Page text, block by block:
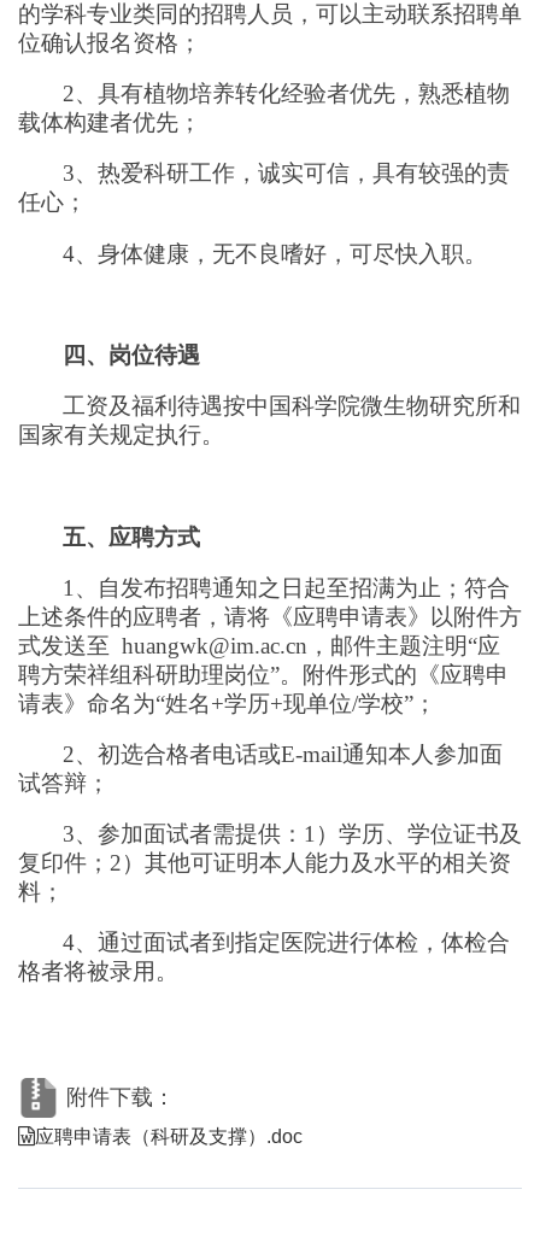
的学科专业类同的招聘人员，可以主动联系招聘单
位确认报名资格；
2、具有植物培养转化经验者优先，熟悉植物
载体构建者优先；
3、热爱科研工作，诚实可信，具有较强的责
任心；
4、身体健康，无不良嗜好，可尽快入职。
四、岗位待遇
工资及福利待遇按中国科学院微生物研究所和
国家有关规定执行。
五、应聘方式
1、自发布招聘通知之日起至招满为止；符合
上述条件的应聘者，请将《应聘申请表》以附件方
式发送至 huangwk@im.ac.cn，邮件主题注明“应
聘方荣祥组科研助理岗位”。附件形式的《应聘申
请表》命名为“姓名+学历+现单位/学校”；
2、初选合格者电话或E-mail通知本人参加面
试答辩；
3、参加面试者需提供：1）学历、学位证书及
复印件；2）其他可证明本人能力及水平的相关资
料；
4、通过面试者到指定医院进行体检，体检合
格者将被录用。
附件下载：
应聘申请表（科研及支撑）.doc